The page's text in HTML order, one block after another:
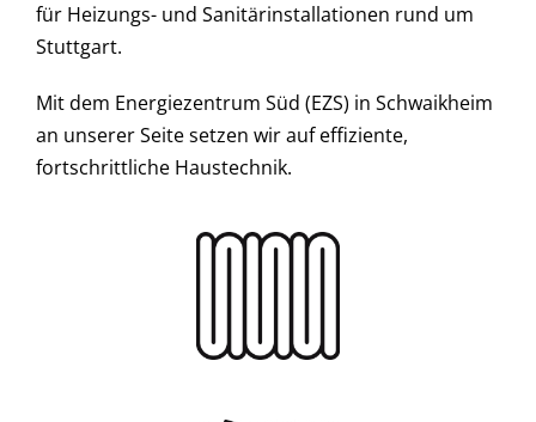
für Heizungs- und Sanitärinstallationen rund um
Stuttgart.
Mit dem Energiezentrum Süd (EZS) in Schwaikheim
an unserer Seite setzen wir auf effiziente,
fortschrittliche Haustechnik.